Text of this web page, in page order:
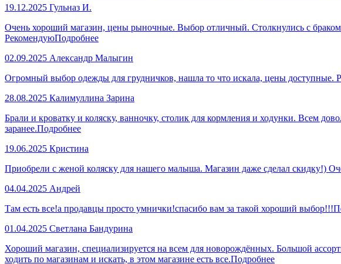
19.12.2025 Гульназ И.
Очень хороший магазин, цены рыночные. Выбор отличный. Столкнулись с браком
РекомендуюПодробнее
02.09.2025 Александр Малыгин
Огромный выбор одежды для грудничков, нашла то что искала, цены доступные.
28.08.2025 Калимуллина Зарина
Брали и кроватку и коляску, ванночку, столик для кормления и ходунки. Всем
заранее.Подробнее
19.06.2025 Кристина
Приобрели с женой коляску для нашего малыша. Магазин даже сделал скидку!)
04.04.2025 Андрей
Там есть все!а продавцы просто умнички!спасибо вам за такой хороший выбор!!!
01.04.2025 Светлана Бандурина
Хороший магазин, специализируется на всем для новорождённых. Большой
ходить по магазинам и искать, в этом магазине есть все.Подробнее